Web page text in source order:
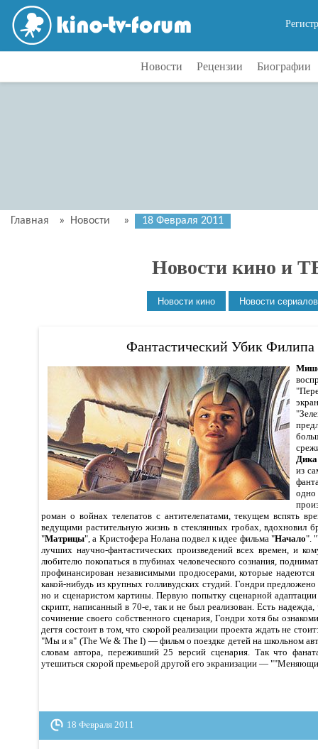
Новости Рецензии Биографии
Главная » Новости » 18 Февраля 2011
Новости кино и
Фантастический Убик
Дика
из
роман о войнах телепатов с антителепатами, текущем вспять
ведущими растительную жизнь в стеклянных гробах, вдохновил
"Матрицы", а Кристофера Нолана подвел к идее фильма "Начало".
лучших научно-фантастических произведений всех времен, и
любителю покопаться в глубинах человеческого сознания,
профинансирован независимыми продюсерами, которые
какой-нибудь из крупных голливудских студий. Гондри
но и сценаристом картины. Первую попытку сценарной
скрипт, написанный в 70-е, так и не был реализован. Есть надежда,
сочинение своего собственного сценария, Гондри хотя бы
дегтя состоит в том, что скорой реализации проекта ждать не
"Мы и я" (The We & The I) — фильм о поездке детей на школьном
словам автора, переживший 25 версий сценария. Так что
утешиться скорой премьерой другой его экранизации —
18 Февраля 2011